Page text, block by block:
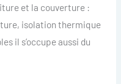
et la couverture :
isolation thermique
il s’occupe aussi du